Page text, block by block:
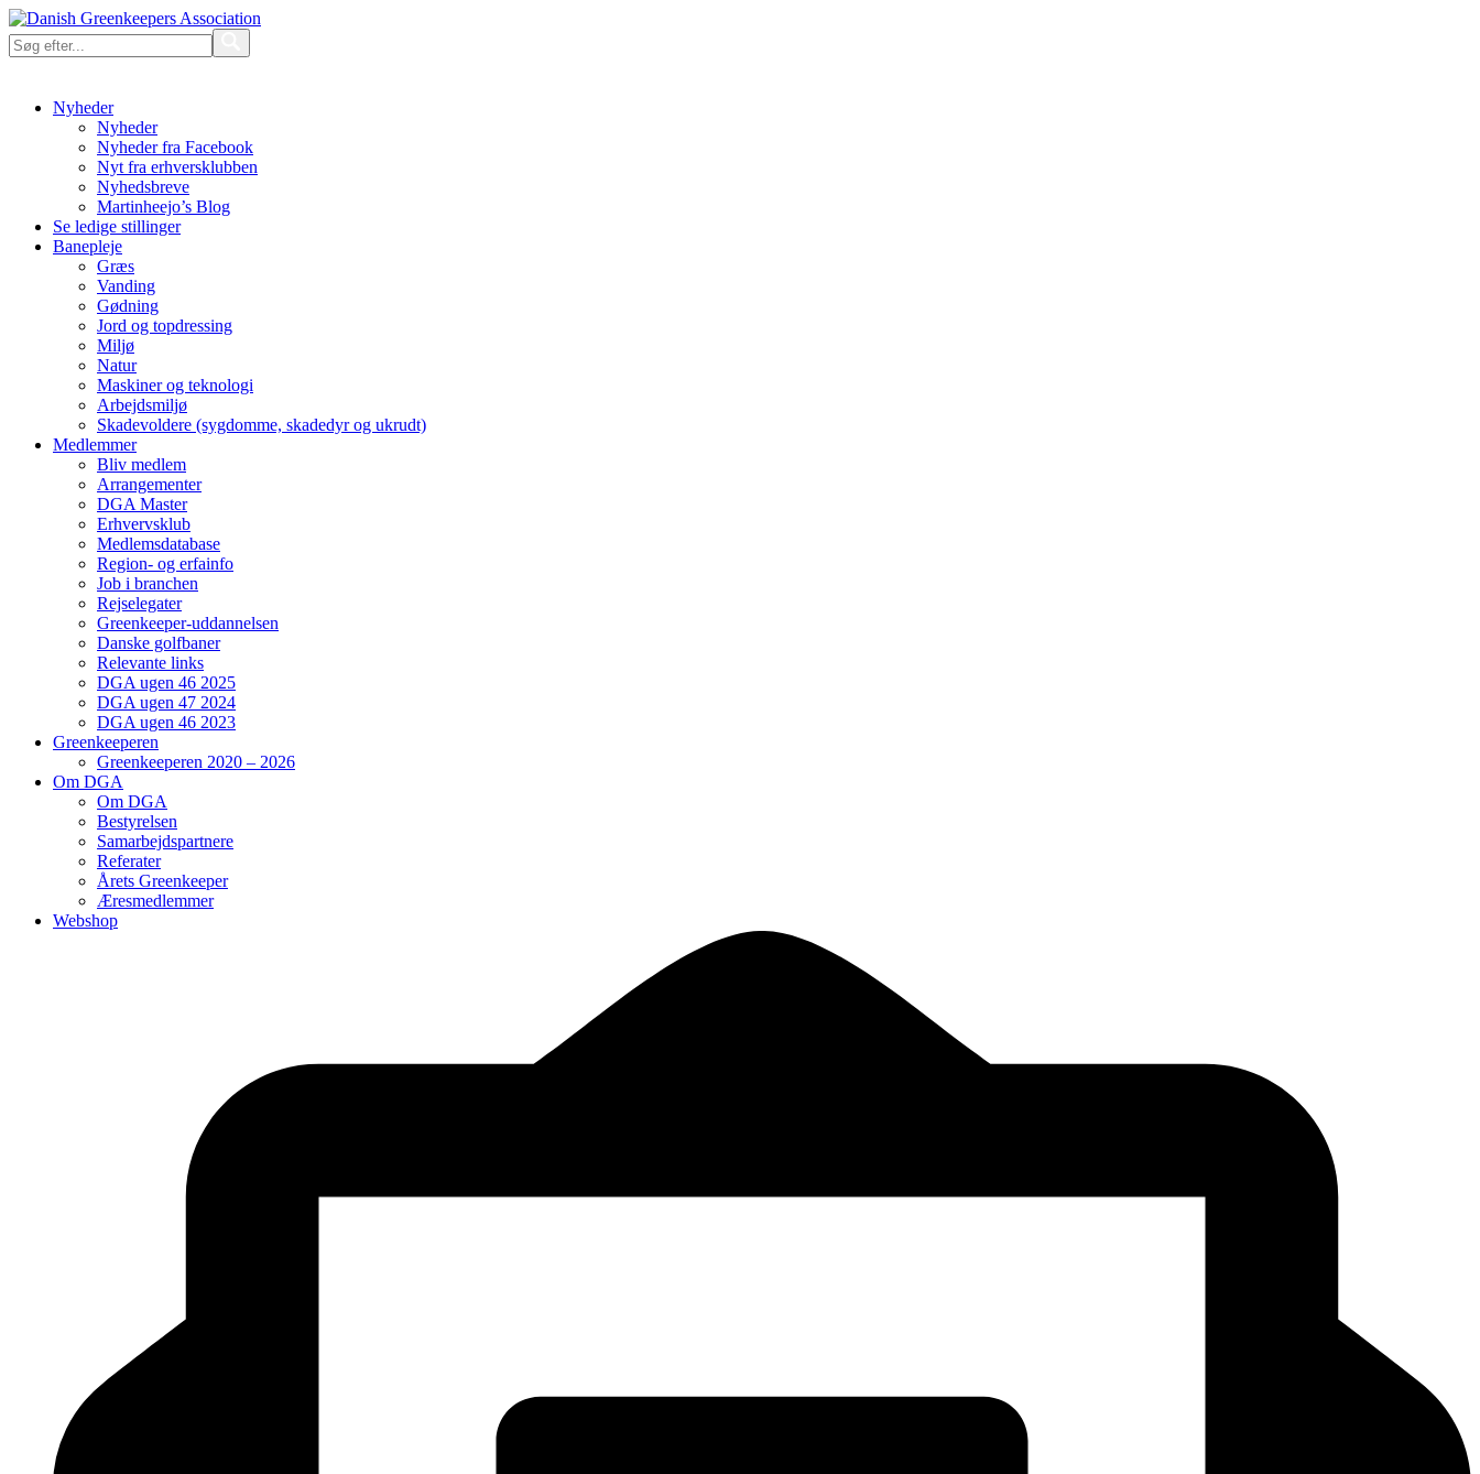
Nyheder
Nyheder
Nyheder fra Facebook
Nyt fra erhversklubben
Nyhedsbreve
Martinheejo’s Blog
Se ledige stillinger
Banepleje
Græs
Vanding
Gødning
Jord og topdressing
Miljø
Natur
Maskiner og teknologi
Arbejdsmiljø
Skadevoldere (sygdomme, skadedyr og ukrudt)
Medlemmer
Bliv medlem
Arrangementer
DGA Master
Erhvervsklub
Medlemsdatabase
Region- og erfainfo
Job i branchen
Rejselegater
Greenkeeper-uddannelsen
Danske golfbaner
Relevante links
DGA ugen 46 2025
DGA ugen 47 2024
DGA ugen 46 2023
Greenkeeperen
Greenkeeperen 2020 – 2026
Om DGA
Om DGA
Bestyrelsen
Samarbejdspartnere
Referater
Årets Greenkeeper
Æresmedlemmer
Webshop